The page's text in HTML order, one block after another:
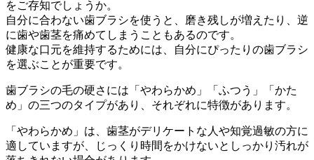
をご存知でしょうか。
自分に合わない歯ブラシを使うと、磨き残しが増えたり、逆
に歯や歯茎を痛めてしまうこともあるのです。
健康な口元を維持するためには、自分にぴったりの歯ブラシ
を選ぶことが重要です。
歯ブラシの毛の硬さには「やわらかめ」「ふつう」「かた
め」の三つのタイプがあり、それぞれに特徴があります。
「やわらかめ」は、歯茎がデリケートな人や知覚過敏の方に
適していますが、じっくり時間をかけないとしっかり汚れが